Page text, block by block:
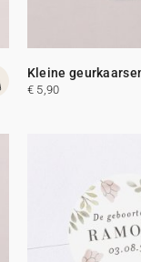
Kleine
€ 5,90